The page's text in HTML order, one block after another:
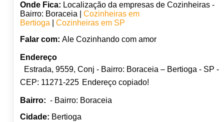
Onde Fica: Localização da empresas de Cozinheiras -
Bairro: Boraceia | Cozinheiras em
Bertioga| Cozinheiras em SP
Falar com: Ale Cozinhando com amor
Endereço
Estrada, 9559, Conj - Bairro: Boraceia – Bertioga - SP -
CEP: 11271-225 Endereço copiado!
Bairro: - Bairro: Boraceia
Cidade: Bertioga